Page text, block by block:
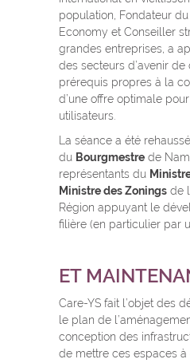
population, Fondateur
Economy et Conseiller
grandes entreprises, a
des secteurs d’avenir
prérequis propres à la
d’une offre optimale
utilisateurs.
La séance a été
du Bourgmestre de
représentants du
Ministre des Zonings de
Région appuyant le
filière (en particulier par
ET
Care-YS fait l’objet des
le plan de
conception des
de mettre ces espaces à